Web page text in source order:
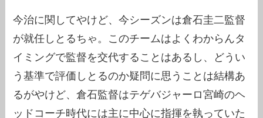
今治に関してやけど、今シーズンは倉石圭二監督
が就任しとるちゃ。このチームはよくわからんタ
イミングで監督を交代することはあるし、どうい
う基準で評価しとるのか疑問に思うことは結構あ
るがやけど、倉石監督はテゲバジャーロ宮崎のヘ
ッドコーチ時代には主に中心に指揮を執っていた